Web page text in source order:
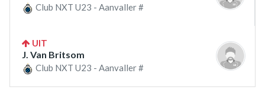
Club NXT U23 - Aanvaller #
UIT
J. Van Britsom
Club NXT U23 - Aanvaller #